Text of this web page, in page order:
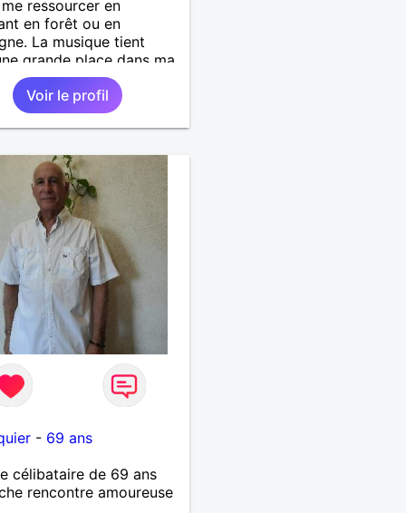
me ressourcer en
en forêt ou en
La musique tient
grande place dans ma
aller à des concerts
festivals. Voyager et
de nouvelles cultures,
qui m’inspire le plus.
partager ces moments
et sincères.
Voir le profil
- 69 ans
célibataire de 69 ans
rencontre amoureuse